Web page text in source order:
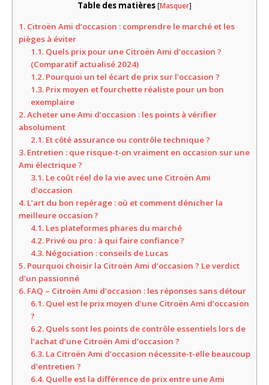
Table des matières [Masquer]
1. Citroën Ami d’occasion : comprendre le marché et les
pièges à éviter
1.1.Quels prix pour une Citroën Ami d’occasion ?
(Comparatif actualisé 2024)
1.2.Pourquoi un tel écart de prix sur l’occasion ?
1.3.Prix moyen et fourchette réaliste pour un bon
exemplaire
2.Acheter une Ami d’occasion : les points à vérifier
absolument
2.1.Et côté assurance ou contrôle technique ?
3. Entretien : que risque-t-on vraiment en occasion sur une
Ami électrique ?
3.1.Le coût réel de la vie avec une Citroën Ami
d’occasion
4. L’art du bon repérage : où et comment dénicher la
meilleure occasion ?
4.1.Les plateformes phares du marché
4.2.Privé ou pro : à qui faire confiance ?
4.3.Négociation : conseils de Lucas
5. Pourquoi choisir la Citroën Ami d’occasion ? Le verdict
d’un passionné
6. FAQ – Citroën Ami d’occasion : les réponses sans détour
6.1.Quel est le prix moyen d’une Citroën Ami d’occasion
?
6.2.Quels sont les points de contrôle essentiels lors de
l’achat d’une Citroën Ami d’occasion ?
6.3.La Citroën Ami d’occasion nécessite-t-elle beaucoup
d’entretien ?
6.4.Quelle est la différence de prix entre une Ami